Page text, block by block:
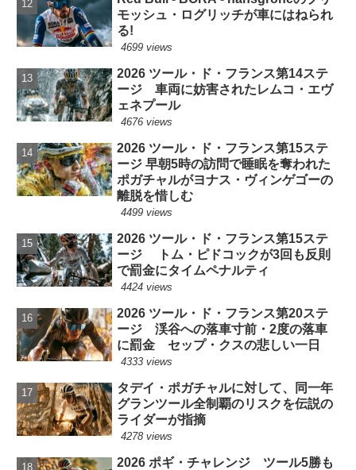
モッシュ・ログリッチが車にはねられ
る!
4699 views
2026 ツール・ド・フランス第14ステ
ージ 車両に妨害されたレムコ・エヴ
ェネプール
4676 views
2026 ツール・ド・フランス第15ステ
ージ 早朝5時の訪問で睡眠を奪われた
ポガチャルがヨナス・ヴィンゲゴーの
離脱を惜しむ
4499 views
2026 ツール・ド・フランス第15ステ
ージ トム・ピドコックが3回も反則
で罰金にタイムペナルティ
4424 views
2026 ツール・ド・フランス第20ステ
ージ 渓谷への落車寸前・2度の落車
に罰金 セップ・クスの悲しい一日
4333 views
タデイ・ポガチャルに対して、同一年
グランツール全制覇のリスクを伝説の
ライダーが指摘
4278 views
2026 ポギ・チャレンジ ツール5勝も